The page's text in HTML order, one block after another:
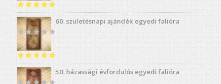
Értékelés:5.00
/ 5
60. születésnapi ajándék egyedi falióra
Értékelés:5.00
/ 5
50. házassági évfordulós egyedi falióra